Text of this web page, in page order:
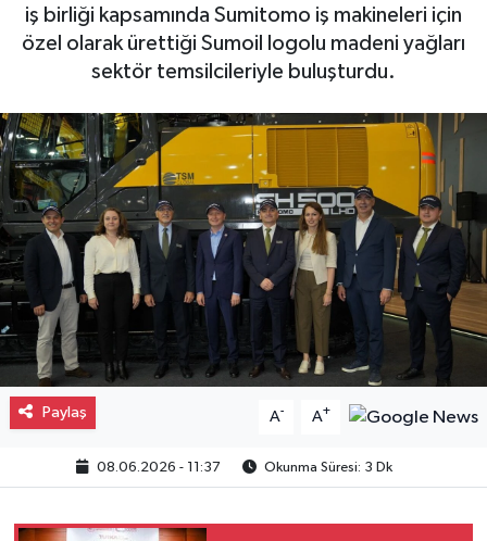
iş birliği kapsamında Sumitomo iş makineleri için
özel olarak ürettiği Sumoil logolu madeni yağları
sektör temsilcileriyle buluşturdu.
Paylaş A- A+
08.06.2026 - 11:37 Okunma Süresi: 3 Dk
Otovitrin
Asayiş
Magazin
Gayrimenkul
Spor
Eğitim
Haber Arşivi